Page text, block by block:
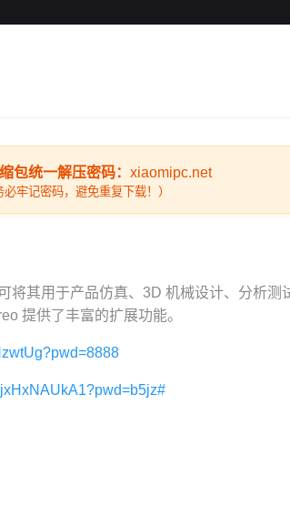
包统一解压密码： xiaomipc.net
必牢记密码，避免重复下载！）
其用于产品仿真、3D 机械设计、分析测
提供了丰富的扩展功能。